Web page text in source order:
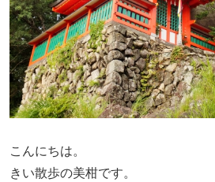
こんにちは。
きい散歩の美柑です。